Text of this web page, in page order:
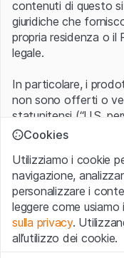
competenti
Certificato
Composizione
Portfolio NTR
Composition
ADECCO
CATEGORIA
contenuti di questo
giuridiche che
propria residenza o il
legale.
In particolare, i
non sono offerti o
statunitensi (“U.S.
statunitensi” vanno
1933 che include le
d’America, le società
americane.
Condizioni di
Con l’accesso al sito
Cookies
Utilizziamo i cookie
navigazione,
personalizzare i
leggere come
sulla privacy.
all’utilizzo dei cookie.